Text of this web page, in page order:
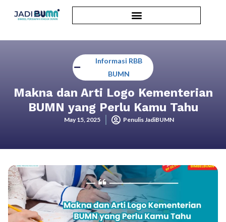
Informasi RBB
BUMN
Makna dan Arti Logo Kementerian
BUMN yang Perlu Kamu Tahu
May 15, 2025 Penulis JadiBUMN